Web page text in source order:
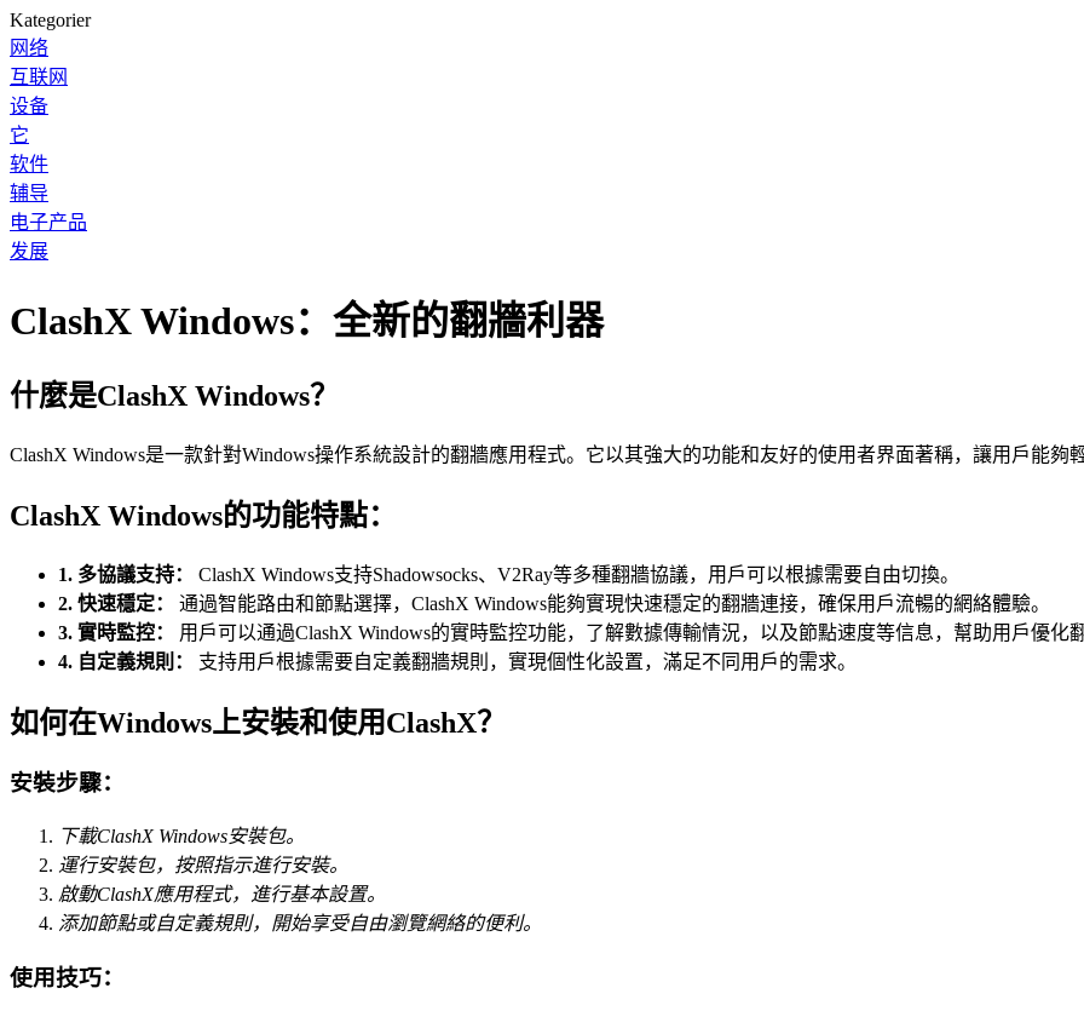
Kategorier
网络
互联网
设备
它
软件
辅导
电子产品
发展
ClashX Windows：全新的翻牆利器
什麼是ClashX Windows？
ClashX Windows是一款針對Windows操作系統設計的翻牆應用程式。它以其強大的功能和友好的使用者界面著稱，讓用戶能夠
ClashX Windows的功能特點：
1. 多協議支持：
ClashX Windows支持Shadowsocks、V2Ray等多種翻牆協議，用戶可以根據需要自由切換。
2. 快速穩定：
通過智能路由和節點選擇，ClashX Windows能夠實現快速穩定的翻牆連接，確保用戶流暢的網絡體驗。
3. 實時監控：
用戶可以通過ClashX Windows的實時監控功能，了解數據傳輸情況，以及節點速度等信息，幫助用戶優化
4. 自定義規則：
支持用戶根據需要自定義翻牆規則，實現個性化設置，滿足不同用戶的需求。
如何在Windows上安裝和使用ClashX？
安裝步驟：
下載ClashX Windows安裝包。
運行安裝包，按照指示進行安裝。
啟動ClashX應用程式，進行基本設置。
添加節點或自定義規則，開始享受自由瀏覽網絡的便利。
使用技巧：